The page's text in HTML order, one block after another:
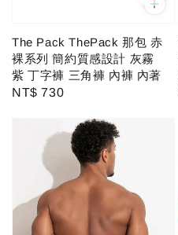
The Pack ThePack 那包 赤
裸系列 簡約質感設計 灰霧
紫 丁字褲 三角褲 內褲 內著
Regular
NT$ 730